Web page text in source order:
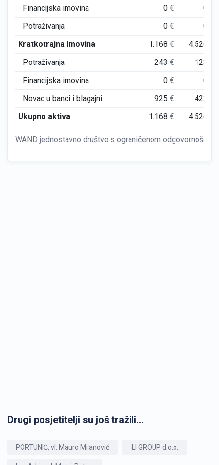
Financijska imovina
0€ 0
Potraživanja
0€ 0
Kratkotrajna imovina
1.168€ 4.526
Potraživanja
243€ 123
Financijska imovina
0€ 0
Novac u banci i blagajni
925€ 422
Ukupno aktiva
1.168€ 4.526
WAND jednostavno društvo s ograničenom odgovornošću
Drugi posjetitelji su još tražili...
PORTUNIĆ, vl. Mauro Milanović ILI GROUP d.o.o.